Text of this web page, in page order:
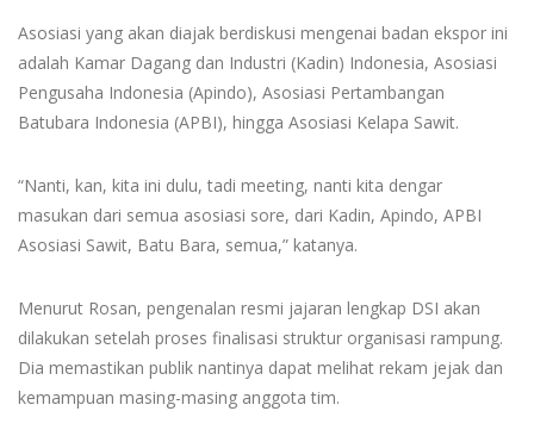
Asosiasi yang akan diajak berdiskusi mengenai badan ekspor ini
adalah Kamar Dagang dan Industri (Kadin) Indonesia, Asosiasi
Pengusaha Indonesia (Apindo), Asosiasi Pertambangan
Batubara Indonesia (APBI), hingga Asosiasi Kelapa Sawit.
“Nanti, kan, kita ini dulu, tadi meeting, nanti kita dengar
masukan dari semua asosiasi sore, dari Kadin, Apindo, APBI
Asosiasi Sawit, Batu Bara, semua,” katanya.
Menurut Rosan, pengenalan resmi jajaran lengkap DSI akan
dilakukan setelah proses finalisasi struktur organisasi rampung.
Dia memastikan publik nantinya dapat melihat rekam jejak dan
kemampuan masing-masing anggota tim.